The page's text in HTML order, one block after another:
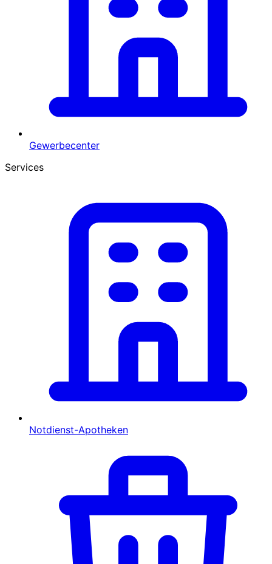
Gewerbecenter
Services
Notdienst-Apotheken